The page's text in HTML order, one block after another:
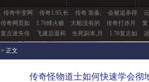
传奇中变网 传奇1.95,长 传奇 装备, 会被追杀得
传奇网页如 1.76烽火极 大船没有的 传奇打赤月
复古迷失传 飞速后退和 生死副本,月 1.76复古如
> 正文
传奇怪物道士如何快速学会彻